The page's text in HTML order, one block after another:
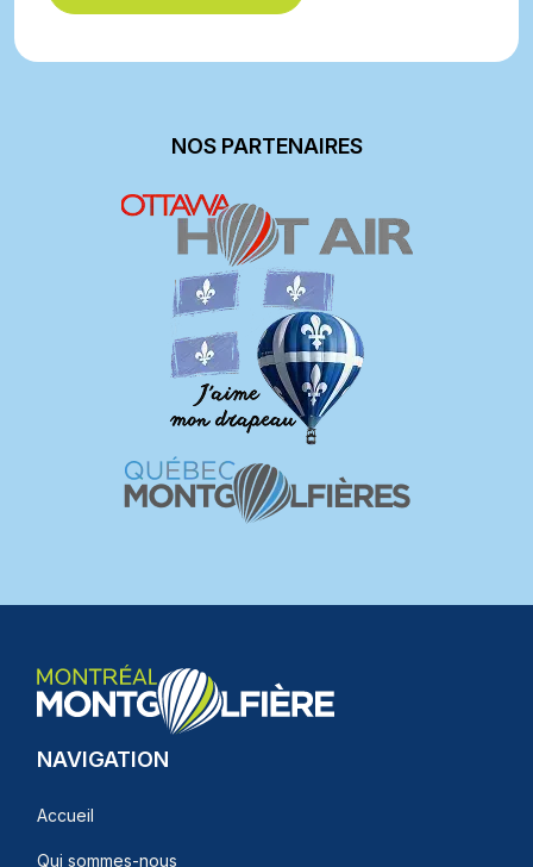
NOS PARTENAIRES
NAVIGATION
Accueil
Qui sommes-nous